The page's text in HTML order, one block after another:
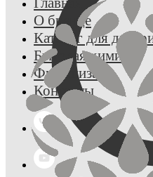
О бренде
Каталог для
Бытовая химия
Франшиза
Контакты